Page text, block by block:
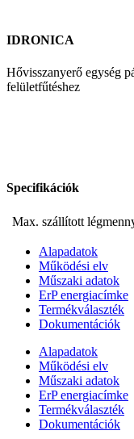
IDRONICA
Hővisszanyerő egység
felületfűtéshez
Specifikációk
Max. szállított
Alapadatok
Működési elv
Műszaki adatok
ErP energiacímke
Termékválaszték
Dokumentációk
Alapadatok
Működési elv
Műszaki adatok
ErP energiacímke
Termékválaszték
Dokumentációk